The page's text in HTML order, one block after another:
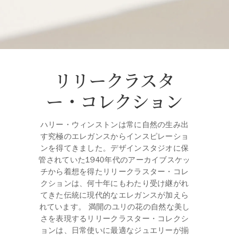
リリークラスタ
ー・コレクション
ハリー・ウィンストンは常に自然の生み出
す究極のエレガンスからインスピレーショ
ンを得てきました。デザインスタジオに保
管されていた1940年代のアーカイブスケッ
チから着想を得たリリークラスター・コレ
クションは、何十年にもわたり受け継がれ
てきた伝統に現代的なエレガンスが加えら
れています。 満開のユリの花の自然な美し
さを表現するリリークラスター・コレクシ
ョンは、日常使いに最適なジュエリーが揃